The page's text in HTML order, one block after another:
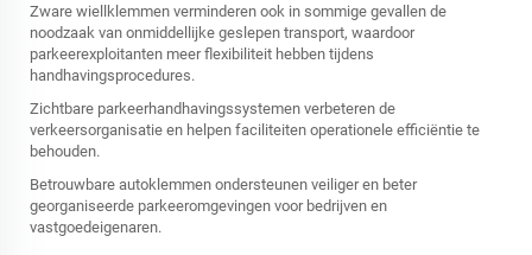
Zware wiellklemmen verminderen ook in sommige gevallen de
noodzaak van onmiddellijke geslepen transport, waardoor
parkeerexploitanten meer flexibiliteit hebben tijdens
handhavingsprocedures.
Zichtbare parkeerhandhavingssystemen verbeteren de
verkeersorganisatie en helpen faciliteiten operationele efficiëntie te
behouden.
Betrouwbare autoklemmen ondersteunen veiliger en beter
georganiseerde parkeeromgevingen voor bedrijven en
vastgoedeigenaren.